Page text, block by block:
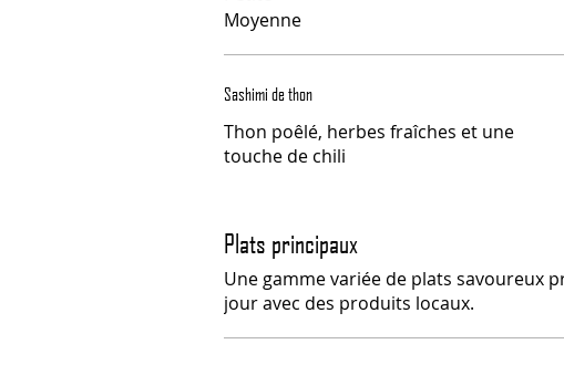
Moyenne
Sashimi de thon
Thon poêlé, herbes fraîches et une
touche de chili
Plats principaux
Une gamme variée de plats savoureux
jour avec des produits locaux.